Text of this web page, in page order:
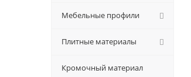
Мебельные профили
Плитные материалы
Кромочный материал